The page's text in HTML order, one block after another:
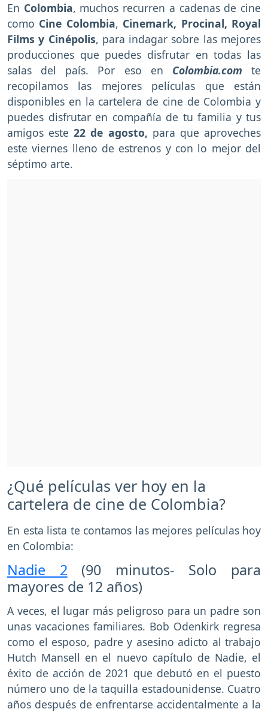
En Colombia, muchos recurren a cadenas de cine
como Cine Colombia, Cinemark, Procinal, Royal
Films y Cinépolis, para indagar sobre las mejores
producciones que puedes disfrutar en todas las
salas del país. Por eso en Colombia.comte
recopilamos las mejores películas que están
disponibles en la cartelera de cine de Colombia y
puedes disfrutar en compañía de tu familia y tus
amigos este22 de agosto, para que aproveches
este viernes lleno de estrenos y con lo mejor del
séptimo arte.
¿Qué películas ver hoy en la
cartelera de cine de Colombia?
En esta lista te contamos las mejores películas hoy
en Colombia:
Nadie 2(90 minutos- Solo para
mayores de 12 años)
A veces, el lugar más peligroso para un padre son
unas vacaciones familiares. Bob Odenkirk regresa
como el esposo, padre y asesino adicto al trabajo
Hutch Mansell en el nuevo capítulo de Nadie, el
éxito de acción de 2021 que debutó en el puesto
número uno de la taquilla estadounidense. Cuatro
años después de enfrentarse accidentalmente a la